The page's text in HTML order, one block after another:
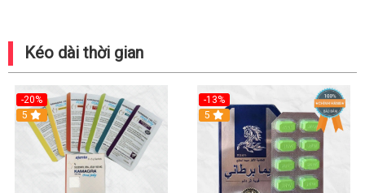
Kéo dài thời gian
-20%
5
-13%
Hot
5